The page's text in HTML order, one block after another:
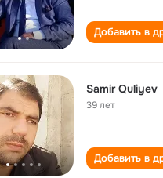
Добавить в
Samir Quliyev
39 лет
Добавить в